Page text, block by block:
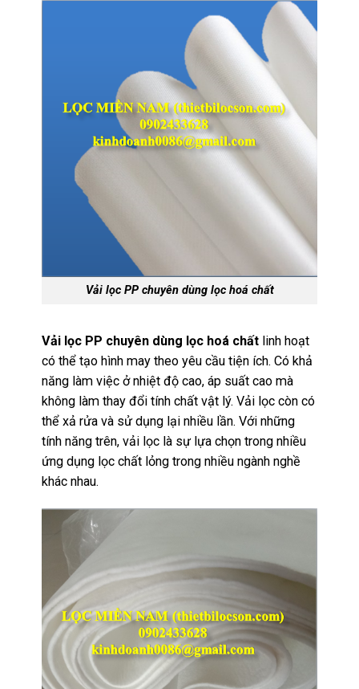
Vải lọc PP chuyên dùng lọc hoá chất
Vải lọc PP chuyên dùng lọc hoá chất linh hoạt
có thể tạo hình may theo yêu cầu tiện ích. Có khả
năng làm việc ở nhiệt độ cao, áp suất cao mà
không làm thay đổi tính chất vật lý. Vải lọc còn có
thể xả rửa và sử dụng lại nhiều lần. Với những
tính năng trên, vải lọc là sự lựa chọn trong nhiều
ứng dụng lọc chất lỏng trong nhiều ngành nghề
khác nhau.